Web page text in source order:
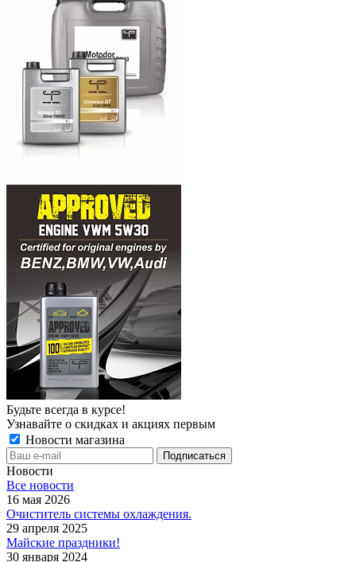
Будьте всегда в курсе!
Узнавайте о скидках и акциях первым
Новости магазина
Новости
Все новости
16 мая 2026
Очиститель системы охлаждения.
29 апреля 2025
Майские праздники!
30 января 2024